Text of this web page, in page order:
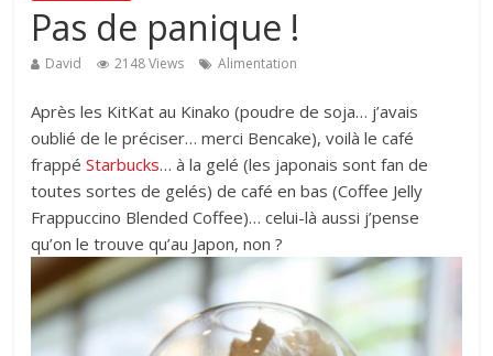
Pas de panique !
David 2148 Views Alimentation
Après les KitKat au Kinako (poudre de soja… j’avais
oublié de le préciser… merci Bencake), voilà le café
frappéStarbucks… à la gelé (les japonais sont fan de
toutes sortes de gelés) de café en bas (Coffee Jelly
Frappuccino Blended Coffee)… celui-là aussi j’pense
qu’on le trouve qu’au Japon, non ?